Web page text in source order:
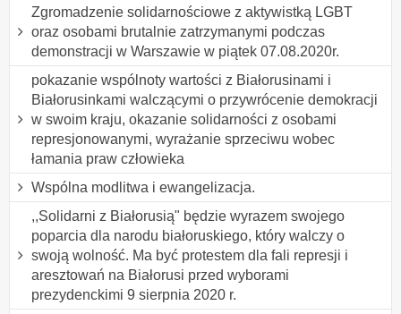
Zgromadzenie solidarnościowe z aktywistką LGBT
oraz osobami brutalnie zatrzymanymi podczas
demonstracji w Warszawie w piątek 07.08.2020r.
pokazanie wspólnoty wartości z Białorusinami i
Białorusinkami walczącymi o przywrócenie demokracji
w swoim kraju, okazanie solidarności z osobami
represjonowanymi, wyrażanie sprzeciwu wobec
łamania praw człowieka
Wspólna modlitwa i ewangelizacja.
,,Solidarni z Białorusią" będzie wyrazem swojego
poparcia dla narodu białoruskiego, który walczy o
swoją wolność. Ma być protestem dla fali represji i
aresztowań na Białorusi przed wyborami
prezydenckimi 9 sierpnia 2020 r.